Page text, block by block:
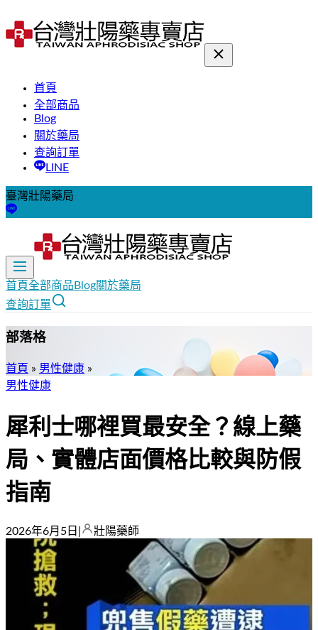
首頁
全部商品
Blog
關於藥局
查詢訂單
LINE
臺灣壯陽藥局
首頁全部商品 Blog關於藥局
查詢訂單
部落格
首頁 » 男性健康 »
男性健康
犀利士哪裡買最安全？線上藥
局、實體店面價格比較與防假
指南
2026年6月5日 壯陽藥師